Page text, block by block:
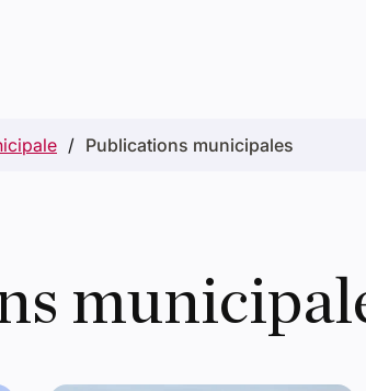
Publications municipales